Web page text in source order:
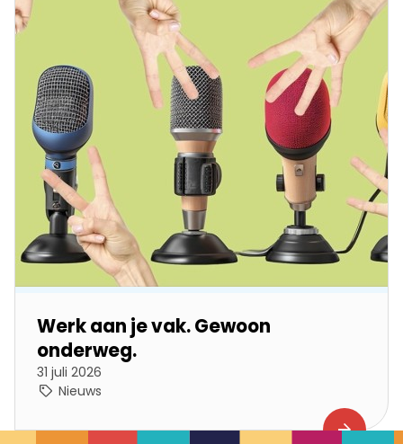
Werk aan je vak. Gewoon
onderweg.
31 juli 2026
Nieuws